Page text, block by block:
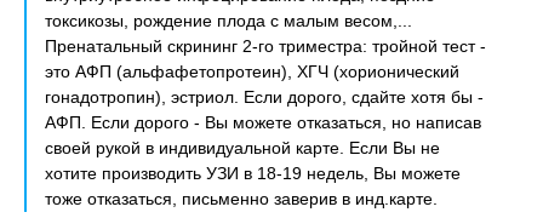
токсикозы, рождение плода с малым весом,...
Пренатальный скрининг 2-го триместра: тройной тест -
это АФП (альфафетопротеин), ХГЧ (хорионический
гонадотропин), эстриол. Если дорого, сдайте хотя бы -
АФП. Если дорого - Вы можете отказаться, но написав
своей рукой в индивидуальной карте. Если Вы не
хотите производить УЗИ в 18-19 недель, Вы можете
тоже отказаться, письменно заверив в инд.карте.